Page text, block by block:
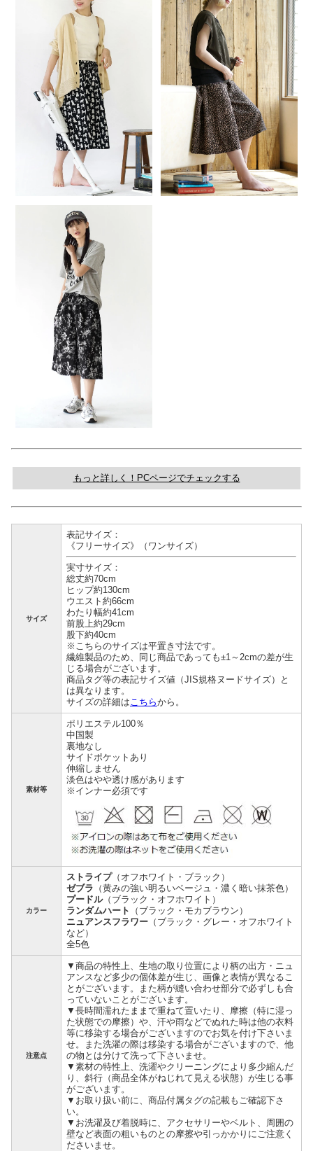
もっと詳しく！PCページでチェックする
サイズ
表記サイズ：
《フリーサイズ》（ワンサイズ）
実寸サイズ：
総丈約70cm
ヒップ約130cm
ウエスト約66cm
わたり幅約41cm
前股上約29cm
股下約40cm
※こちらのサイズは平置き寸法です。
繊維製品のため、同じ商品であっても±1～2cmの差が生
じる場合がございます。
商品タグ等の表記サイズ値（JIS規格ヌードサイズ）と
は異なります。
サイズの詳細は こちらから。
素材等
ポリエステル100％
中国製
裏地なし
サイドポケットあり
伸縮しません
淡色はやや透け感があります
※インナー必須です
カラー
ストライプ（オフホワイト・ブラック）
ゼブラ （黄みの強い明るいベージュ・濃く暗い抹茶色）
プードル（ブラック・オフホワイト）
ランダムハート
（ブラック・モカブラウン）
ニュアンスフラワー （ブラック・グレー・オフホワイト
など）
全5色
注意点
▼商品の特性上、生地の取り位置により柄の出方・ニュ
アンスなど多少の個体差が生じ、画像と表情が異なるこ
とがございます。また柄が縫い合わせ部分で必ずしも合
っていないことがございます。
▼長時間濡れたままで重ねて置いたり、摩擦（特に湿っ
た状態での摩擦）や、汗や雨などでぬれた時は他の衣料
等に移染する場合がございますのでお気を付け下さいま
せ。また洗濯の際は移染する場合がございますので、他
の物とは分けて洗って下さいませ。
▼素材の特性上、洗濯やクリーニングにより多少縮んだ
り、斜行（商品全体がねじれて見える状態）が生じる事
がございます。
▼お取り扱い前に、商品付属タグの記載もご確認下さ
い。
▼お洗濯及び着脱時に、アクセサリーやベルト、周囲の
壁など表面の粗いものとの摩擦や引っかかりにご注意く
ださいませ。